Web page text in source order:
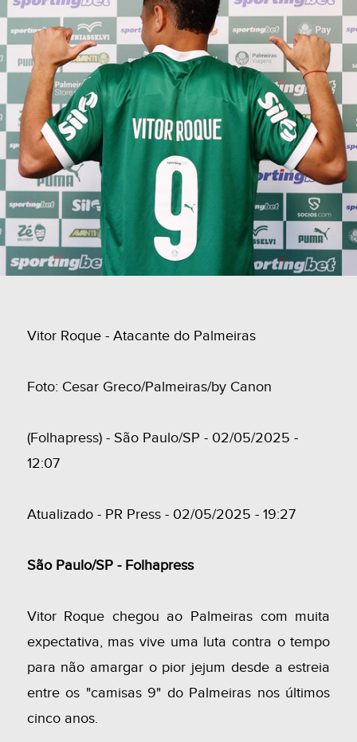
Vitor Roque - Atacante do Palmeiras
Foto: Cesar Greco/Palmeiras/by Canon
(Folhapress) - São Paulo/SP - 02/05/2025 -
12:07
Atualizado - PR Press - 02/05/2025 - 19:27
São Paulo/SP - Folhapress
Vitor Roque chegou ao Palmeiras com muita
expectativa, mas vive uma luta contra o tempo
para não amargar o pior jejum desde a estreia
entre os "camisas 9" do Palmeiras nos últimos
cinco anos.